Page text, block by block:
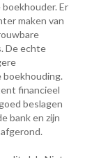
Er
maken van
De echte
boekhouding.
financieel
beslagen
bank en zijn